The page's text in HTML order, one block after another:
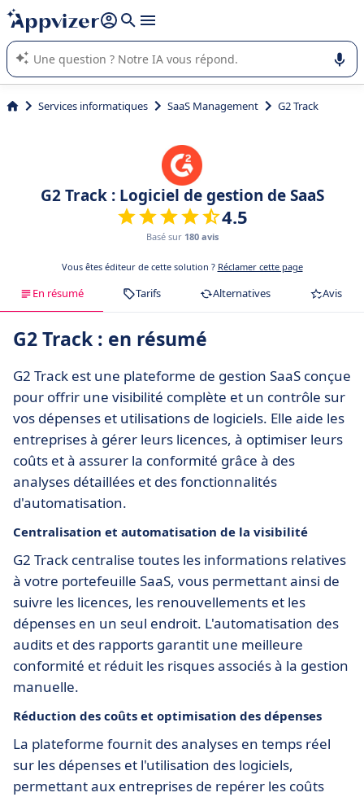
répondre (plusieurs lignes avec
L'IA de Appvizer vous guide dans l'utilisation ou la sélection de
logiciel SaaS en entreprise.
Services informatiques SaaS Management G2 Track
G2 Track : Logiciel de gestion de SaaS
4.5
Basé sur 180 avis
Vous êtes éditeur de cette solution ? Réclamer cette page
En résumé Tarifs Alternatives Avis
G2 Track : en résumé
G2 Track est une plateforme de gestion SaaS conçue
pour offrir une visibilité complète et un contrôle sur
vos dépenses et utilisations de logiciels. Elle aide les
entreprises à gérer leurs licences, à optimiser leurs
coûts et à assurer la conformité grâce à des
analyses détaillées et des fonctionnalités
d'automatisation.
Centralisation et automatisation de la visibilité
G2 Track centralise toutes les informations relatives
à votre portefeuille SaaS, vous permettant ainsi de
suivre les licences, les renouvellements et les
dépenses en un seul endroit. L'automatisation des
audits et des rapports garantit une meilleure
conformité et réduit les risques associés à la gestion
manuelle.
Réduction des coûts et optimisation des dépenses
La plateforme fournit des analyses en temps réel
sur les dépenses et l'utilisation des logiciels,
permettant aux entreprises de repérer les coûts